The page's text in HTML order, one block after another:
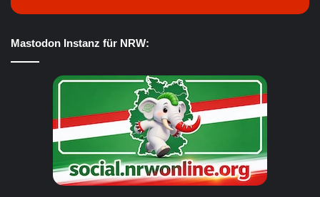
Mastodon Instanz für NRW: